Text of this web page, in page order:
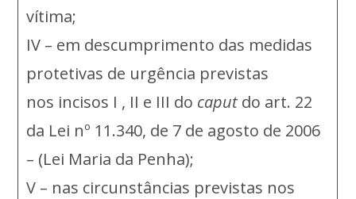
vítima;
IV – em descumprimento das medidas
protetivas de urgência previstas
nos incisos I , II e III do caput do art. 22
da Lei nº 11.340, de 7 de agosto de 2006
– (Lei Maria da Penha);
V – nas circunstâncias previstas nos